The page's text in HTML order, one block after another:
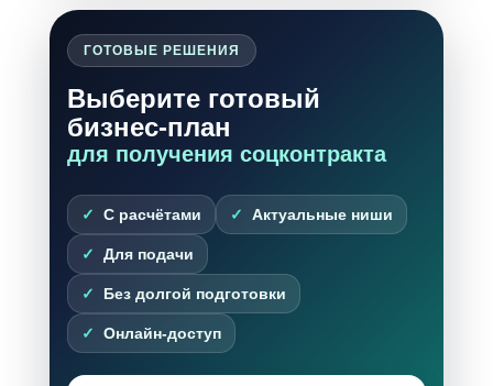
ГОТОВЫЕ РЕШЕНИЯ
Выберите готовый
бизнес-план
для получения соцконтракта
С расчётами Актуальные ниши
Для подачи
Без долгой подготовки
Онлайн-доступ